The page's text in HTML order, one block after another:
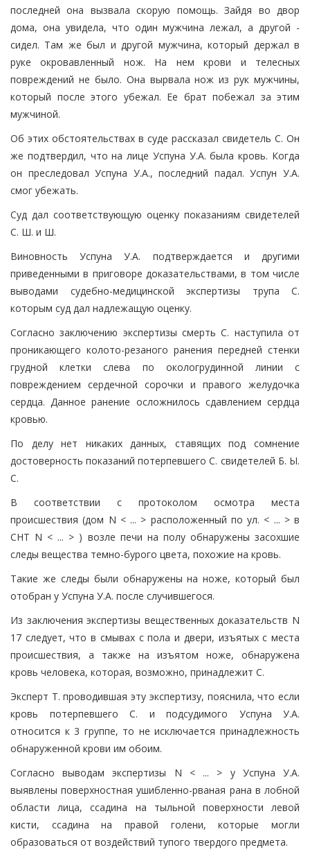
последней она вызвала скорую помощь. Зайдя во двор
дома, она увидела, что один мужчина лежал, а другой -
сидел. Там же был и другой мужчина, который держал в
руке окровавленный нож. На нем крови и телесных
повреждений не было. Она вырвала нож из рук мужчины,
который после этого убежал. Ее брат побежал за этим
мужчиной.
Об этих обстоятельствах в суде рассказал свидетель С. Он
же подтвердил, что на лице Успуна У.А. была кровь. Когда
он преследовал Успуна У.А., последний падал. Успун У.А.
смог убежать.
Суд дал соответствующую оценку показаниям свидетелей
С. Ш. и Ш.
Виновность Успуна У.А. подтверждается и другими
приведенными в приговоре доказательствами, в том числе
выводами судебно-медицинской экспертизы трупа С.
которым суд дал надлежащую оценку.
Согласно заключению экспертизы смерть С. наступила от
проникающего колото-резаного ранения передней стенки
грудной клетки слева по окологрудинной линии с
повреждением сердечной сорочки и правого желудочка
сердца. Данное ранение осложнилось сдавлением сердца
кровью.
По делу нет никаких данных, ставящих под сомнение
достоверность показаний потерпевшего С. свидетелей Б. Ы.
С.
В соответствии с протоколом осмотра места
происшествия (дом N < ... > расположенный по ул. < ... > в
СНТ N < ... > ) возле печи на полу обнаружены засохшие
следы вещества темно-бурого цвета, похожие на кровь.
Такие же следы были обнаружены на ноже, который был
отобран у Успуна У.А. после случившегося.
Из заключения экспертизы вещественных доказательств N
17 следует, что в смывах с пола и двери, изъятых с места
происшествия, а также на изъятом ноже, обнаружена
кровь человека, которая, возможно, принадлежит С.
Эксперт Т. проводившая эту экспертизу, пояснила, что если
кровь потерпевшего С. и подсудимого Успуна У.А.
относится к 3 группе, то не исключается принадлежность
обнаруженной крови им обоим.
Согласно выводам экспертизы N < ... > у Успуна У.А.
выявлены поверхностная ушибленно-рваная рана в лобной
области лица, ссадина на тыльной поверхности левой
кисти, ссадина на правой голени, которые могли
образоваться от воздействий тупого твердого предмета.